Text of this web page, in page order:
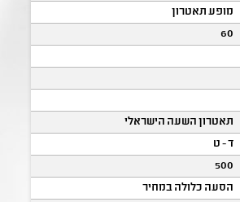
מופע תאטרון
60
תאטרון השעה הישראלי
ד - ט
500
הסעה כלולה במחיר